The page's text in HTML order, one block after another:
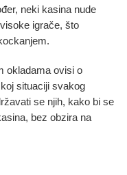
neki kasina nude
igrače, što
okladama ovisi o
situaciji svakog
se njih, kako bi se
bez obzira na